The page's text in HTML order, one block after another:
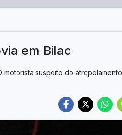
em Bilac
motorista suspeito do atropelamento